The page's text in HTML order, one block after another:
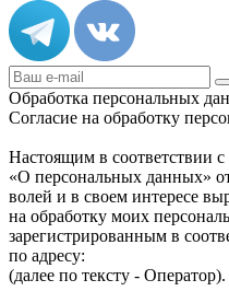
Обработка персональных
Согласие на обработку
Настоящим в соответствии
«О персональных данных»
волей и в своем интересе
на обработку моих
зарегистрированным в
по адресу:
(далее по тексту - Оператор).